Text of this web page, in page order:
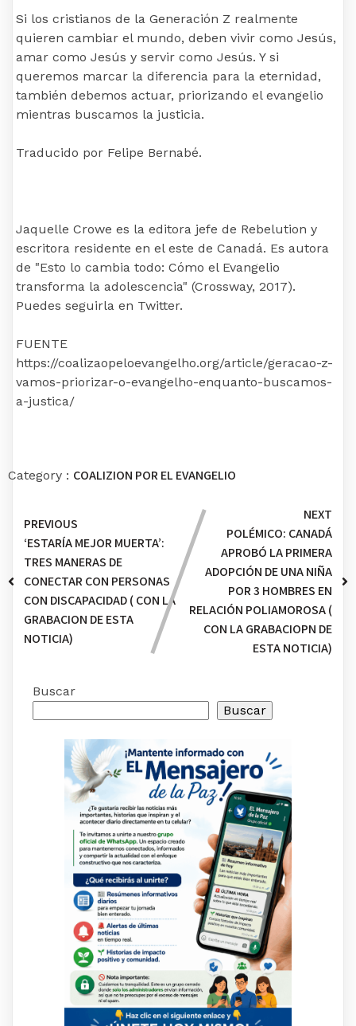
Si los cristianos de la Generación Z realmente
quieren cambiar el mundo, deben vivir como Jesús,
amar como Jesús y servir como Jesús. Y si
queremos marcar la diferencia para la eternidad,
también debemos actuar, priorizando el evangelio
mientras buscamos la justicia.
Traducido por Felipe Bernabé.
Jaquelle Crowe es la editora jefe de Rebelution y
escritora residente en el este de Canadá. Es autora
de "Esto lo cambia todo: Cómo el Evangelio
transforma la adolescencia" (Crossway, 2017).
Puedes seguirla en Twitter.
FUENTE
https://coalizaopeloevangelho.org/article/geracao-z-
vamos-priorizar-o-evangelho-enquanto-buscamos-
a-justica/
Category : COALIZION POR EL EVANGELIO
PREVIOUS
‘ESTARÍA MEJOR MUERTA’:
TRES MANERAS DE
CONECTAR CON PERSONAS
CON DISCAPACIDAD ( CON LA
GRABACION DE ESTA
NOTICIA)
NEXT
POLÉMICO: CANADÁ
APROBÓ LA PRIMERA
ADOPCIÓN DE UNA NIÑA
POR 3 HOMBRES EN
RELACIÓN POLIAMOROSA (
CON LA GRABACIOPN DE
ESTA NOTICIA)
Buscar
Buscar